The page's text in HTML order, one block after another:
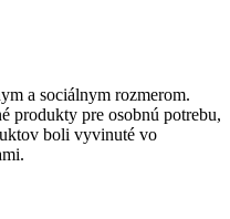
a sociálnym rozmerom.
produkty pre osobnú potrebu,
boli vyvinuté vo